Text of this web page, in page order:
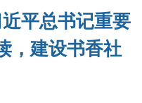
平总书记重要
，建设书香社